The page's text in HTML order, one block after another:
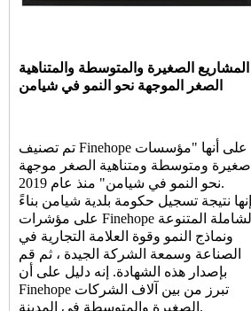
المشاريع الصغيرة والمتوسطة والمتناهية
الصغر الموجهة نحو النمو في شيامن
تم تصنيف Finehope على أنها "مؤسسات
صغيرة ومتوسطة ومتناهية الصغر موجهة
نحو النمو في شيامن" منذ عام 2019.
إنها نتيجة تسجيل حكومة بلدية شيامن بناءً
على مؤشرات Finehope الشاملة المتنوعة
ونماذج النمو وقوة العلامة التجارية في
الصناعة وسمعة الشركة الجيدة ، ثم قم
بإصدار هذه الشهادة. إنه دليل على أن
Finehope تبرز من بين آلاف الشركات
الصغيرة والمتوسطة في المدينة.